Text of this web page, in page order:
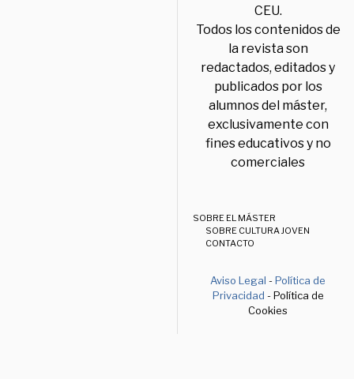
CEU.
Todos los contenidos de
la revista son
redactados, editados y
publicados por los
alumnos del máster,
exclusivamente con
fines educativos y no
comerciales
SOBRE EL MÁSTER
SOBRE CULTURA JOVEN
CONTACTO
Aviso Legal -Política de
Privacidad - Política de
Cookies